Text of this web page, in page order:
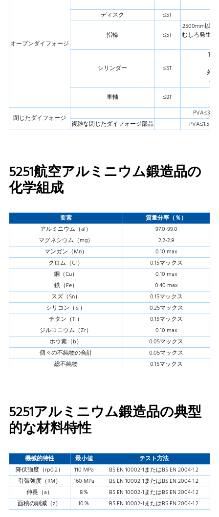
オープンダイフォージ
ディスク
≤5T
指輪 ≤5T
2500mm以
むしろ発生
シリンダー ≤5T
直
外
長
車軸
≤8T
閉じたダイフォージ
PVA≤3.0
複雑な閉じたダイフォージ部品
PVA≤1.5
5251航空アルミニウム鍛造品の
化学組成
要素
質量分率（％）
アルミニウム（al）
97.0-99.0
マグネシウム（mg）
2.2-2.8
マンガン（Mn）
0.10 max
クロム（Cr）
0.15マックス
銅（Cu）
0.10 max
鉄（Fe）
0.40 max
スズ（Sn）
0.15マックス
シリコン（Si）
0.25マックス
チタン（Ti）
0.15マックス
ジルコニウム（Zr）
0.10 max
ホウ素（b）
0.05マックス
個々の不純物の合計
0.05マックス
総不純物
0.15マックス
5251アルミニウム鍛造品の典型
的な材料特性
機械的特性 最小値
テスト方法
降伏強度（rp0.2）
110 MPa
BS EN 10002-1またはBS EN 2004-1.2
引張強度（RM）
160 MPa
BS EN 10002-1またはBS EN 2004-1.2
伸長（a）
8％
BS EN 10002-1またはBS EN 2004-1.2
面積の削減（z）
10％ BS EN 10002-1またはBS EN 2004-1.2